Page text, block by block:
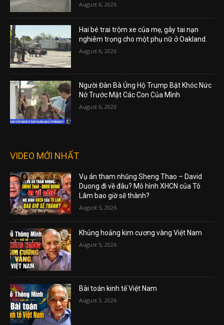
August 6, 2026
Hai bé trai trộm xe của mẹ, gây tai nạn
nghiêm trọng cho một phụ nữ ở Oakland.
August 6, 2026
Người Đàn Bà Ủng Hộ Trump Bật Khóc Nức
Nở Trước Mặt Các Con Của Mình
August 6, 2026
VIDEO MỚI NHẤT
Vụ án tham nhũng Sheng Thao – David
Duong đi về đâu? Mô hình XHCN của Tô
Lâm bao giờ sẽ thành?
August 5, 2026
Khủng hoảng kim cương vàng Việt Nam
August 5, 2026
Bài toán kinh tế Việt Nam
August 3, 2026